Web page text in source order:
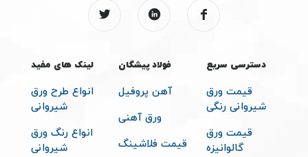
دسترسی سریع
قیمت ورق
شیروانی رنگی
قیمت ورق
گالوانیزه
فولاد پیشگان
آهن پروفیل
ورق آهنی
قیمت فلاشینگ
لینک های مفید
انواع طرح ورق
شیروانی
انواع رنگ ورق
شیروانی